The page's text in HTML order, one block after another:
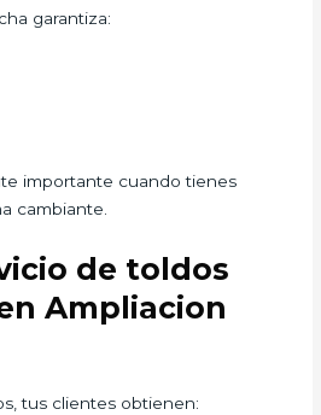
garantiza:
importante cuando tienes
cambiante.
de toldos
Ampliacion
tus clientes obtienen: